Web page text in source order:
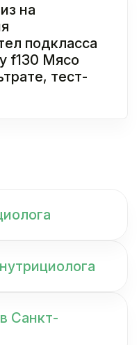
на
подкласса
f130 Мясо
тест-
Санкт-